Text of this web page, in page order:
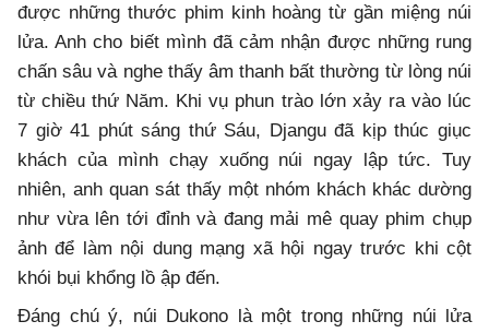
được những thước phim kinh hoàng từ gần miệng núi
lửa. Anh cho biết mình đã cảm nhận được những rung
chấn sâu và nghe thấy âm thanh bất thường từ lòng núi
từ chiều thứ Năm. Khi vụ phun trào lớn xảy ra vào lúc
7 giờ 41 phút sáng thứ Sáu, Djangu đã kịp thúc giục
khách của mình chạy xuống núi ngay lập tức. Tuy
nhiên, anh quan sát thấy một nhóm khách khác dường
như vừa lên tới đỉnh và đang mải mê quay phim chụp
ảnh để làm nội dung mạng xã hội ngay trước khi cột
khói bụi khổng lồ ập đến.
Đáng chú ý, núi Dukono là một trong những núi lửa